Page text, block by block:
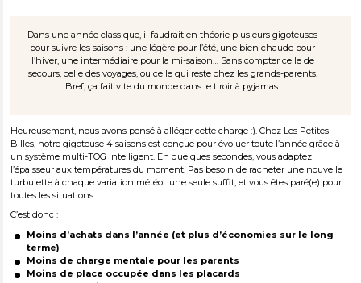
Dans une année classique, il faudrait en théorie plusieurs gigoteuses
pour suivre les saisons : une légère pour l’été, une bien chaude pour
l’hiver, une intermédiaire pour la mi-saison… Sans compter celle de
secours, celle des voyages, ou celle qui reste chez les grands-parents.
Bref, ça fait vite du monde dans le tiroir à pyjamas.
Heureusement, nous avons pensé à alléger cette charge :). Chez Les Petites
Billes, notre gigoteuse 4 saisons est conçue pour évoluer toute l’année grâce à
un système multi-TOG intelligent. En quelques secondes, vous adaptez
l’épaisseur aux températures du moment. Pas besoin de racheter une nouvelle
turbulette à chaque variation météo : une seule suffit, et vous êtes paré(e) pour
toutes les situations.
C’est donc :
Moins d’achats dans l’année (et plus d’économies sur le long
terme)
Moins de charge mentale pour les parents
Moins de place occupée dans les placards